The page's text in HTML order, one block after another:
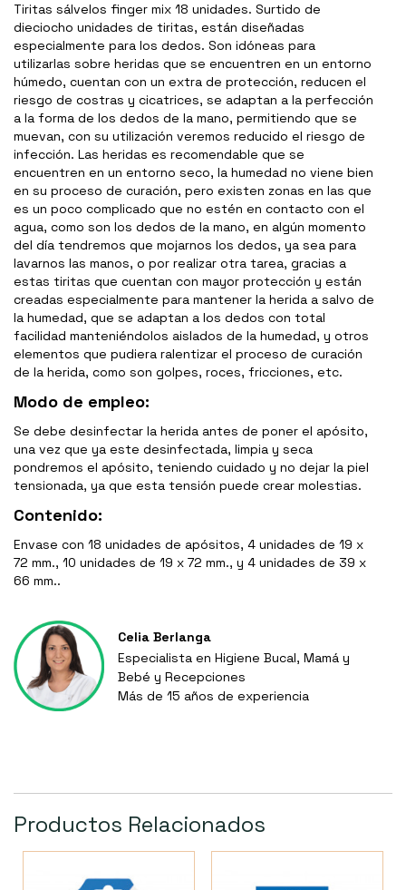
Tiritas sálvelos finger mix 18 unidades. Surtido de
dieciocho unidades de tiritas, están diseñadas
especialmente para los dedos. Son idóneas para
utilizarlas sobre heridas que se encuentren en un entorno
húmedo, cuentan con un extra de protección, reducen el
riesgo de costras y cicatrices, se adaptan a la perfección
a la forma de los dedos de la mano, permitiendo que se
muevan, con su utilización veremos reducido el riesgo de
infección. Las heridas es recomendable que se
encuentren en un entorno seco, la humedad no viene bien
en su proceso de curación, pero existen zonas en las que
es un poco complicado que no estén en contacto con el
agua, como son los dedos de la mano, en algún momento
del día tendremos que mojarnos los dedos, ya sea para
lavarnos las manos, o por realizar otra tarea, gracias a
estas tiritas que cuentan con mayor protección y están
creadas especialmente para mantener la herida a salvo de
la humedad, que se adaptan a los dedos con total
facilidad manteniéndolos aislados de la humedad, y otros
elementos que pudiera ralentizar el proceso de curación
de la herida, como son golpes, roces, fricciones, etc.
Modo de empleo:
Se debe desinfectar la herida antes de poner el apósito,
una vez que ya este desinfectada, limpia y seca
pondremos el apósito, teniendo cuidado y no dejar la piel
tensionada, ya que esta tensión puede crear molestias.
Contenido:
Envase con 18 unidades de apósitos, 4 unidades de 19 x
72 mm., 10 unidades de 19 x 72 mm., y 4 unidades de 39 x
66 mm..
Celia Berlanga
Especialista en Higiene Bucal, Mamá y
Bebé y Recepciones
Más de 15 años de experiencia
Productos Relacionados